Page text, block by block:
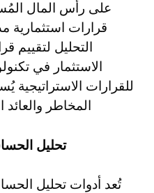
على رأس المال
قرارات استثمارية
التحليل لتقييم
الاستثمار في
للقرارات الاستراتيجية
المخاطر
تحليل
تُعد أدوات تحليل